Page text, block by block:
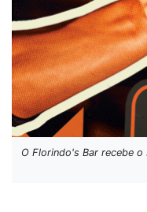
O Florindo's Bar recebe